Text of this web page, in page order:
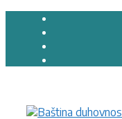
Preskoči